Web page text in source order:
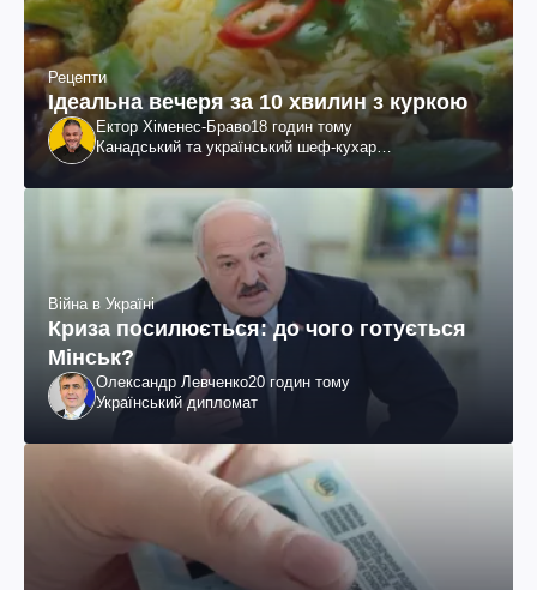
Рецепти
Ідеальна вечеря за 10 хвилин з куркою
Ектор Хіменес-Браво18 годин тому
Канадський та український шеф-кухар
Війна в Україні
Криза посилюється: до чого готується
Мінськ?
Олександр Левченко20 годин тому
Український дипломат